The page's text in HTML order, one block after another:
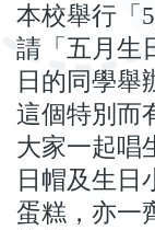
本校舉行「
請「五月生
日的同學舉
這個特別而
大家一起唱
日帽及生日
蛋糕，亦一